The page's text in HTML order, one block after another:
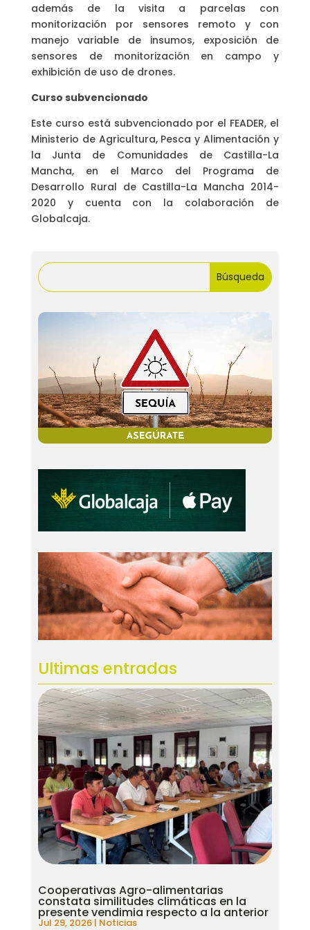
además de la visita a parcelas con
monitorización por sensores remoto y con
manejo variable de insumos, exposición de
sensores de monitorización en campo y
exhibición de uso de drones.
Curso subvencionado
Este curso está subvencionado por el FEADER, el
Ministerio de Agricultura, Pesca y Alimentación y
la Junta de Comunidades de Castilla-La
Mancha, en el Marco del Programa de
Desarrollo Rural de Castilla-La Mancha 2014-
2020 y cuenta con la colaboración de
Globalcaja.
Ultimas entradas
Cooperativas Agro-alimentarias
constata similitudes climáticas en la
presente vendimia respecto a la anterior
Jul 29, 2026| Noticias